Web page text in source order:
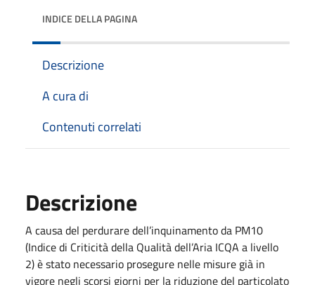
INDICE DELLA PAGINA
Descrizione
A cura di
Contenuti correlati
Descrizione
A causa del perdurare dell’inquinamento da PM10
(Indice di Criticità della Qualità dell’Aria ICQA a livello
2) è stato necessario prosegure nelle misure già in
vigore negli scorsi giorni per la riduzione del particolato